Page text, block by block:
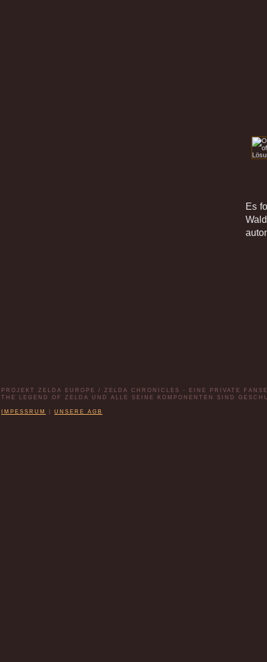
Es
PROJEKT ZELDA EUROPE / ZELDA CHRONICLES - EINE PRIVATE
THE LEGEND OF ZELDA UND ALLE SEINE KOMPONENTEN SIND
IMPESSRUM UNSERE AGB